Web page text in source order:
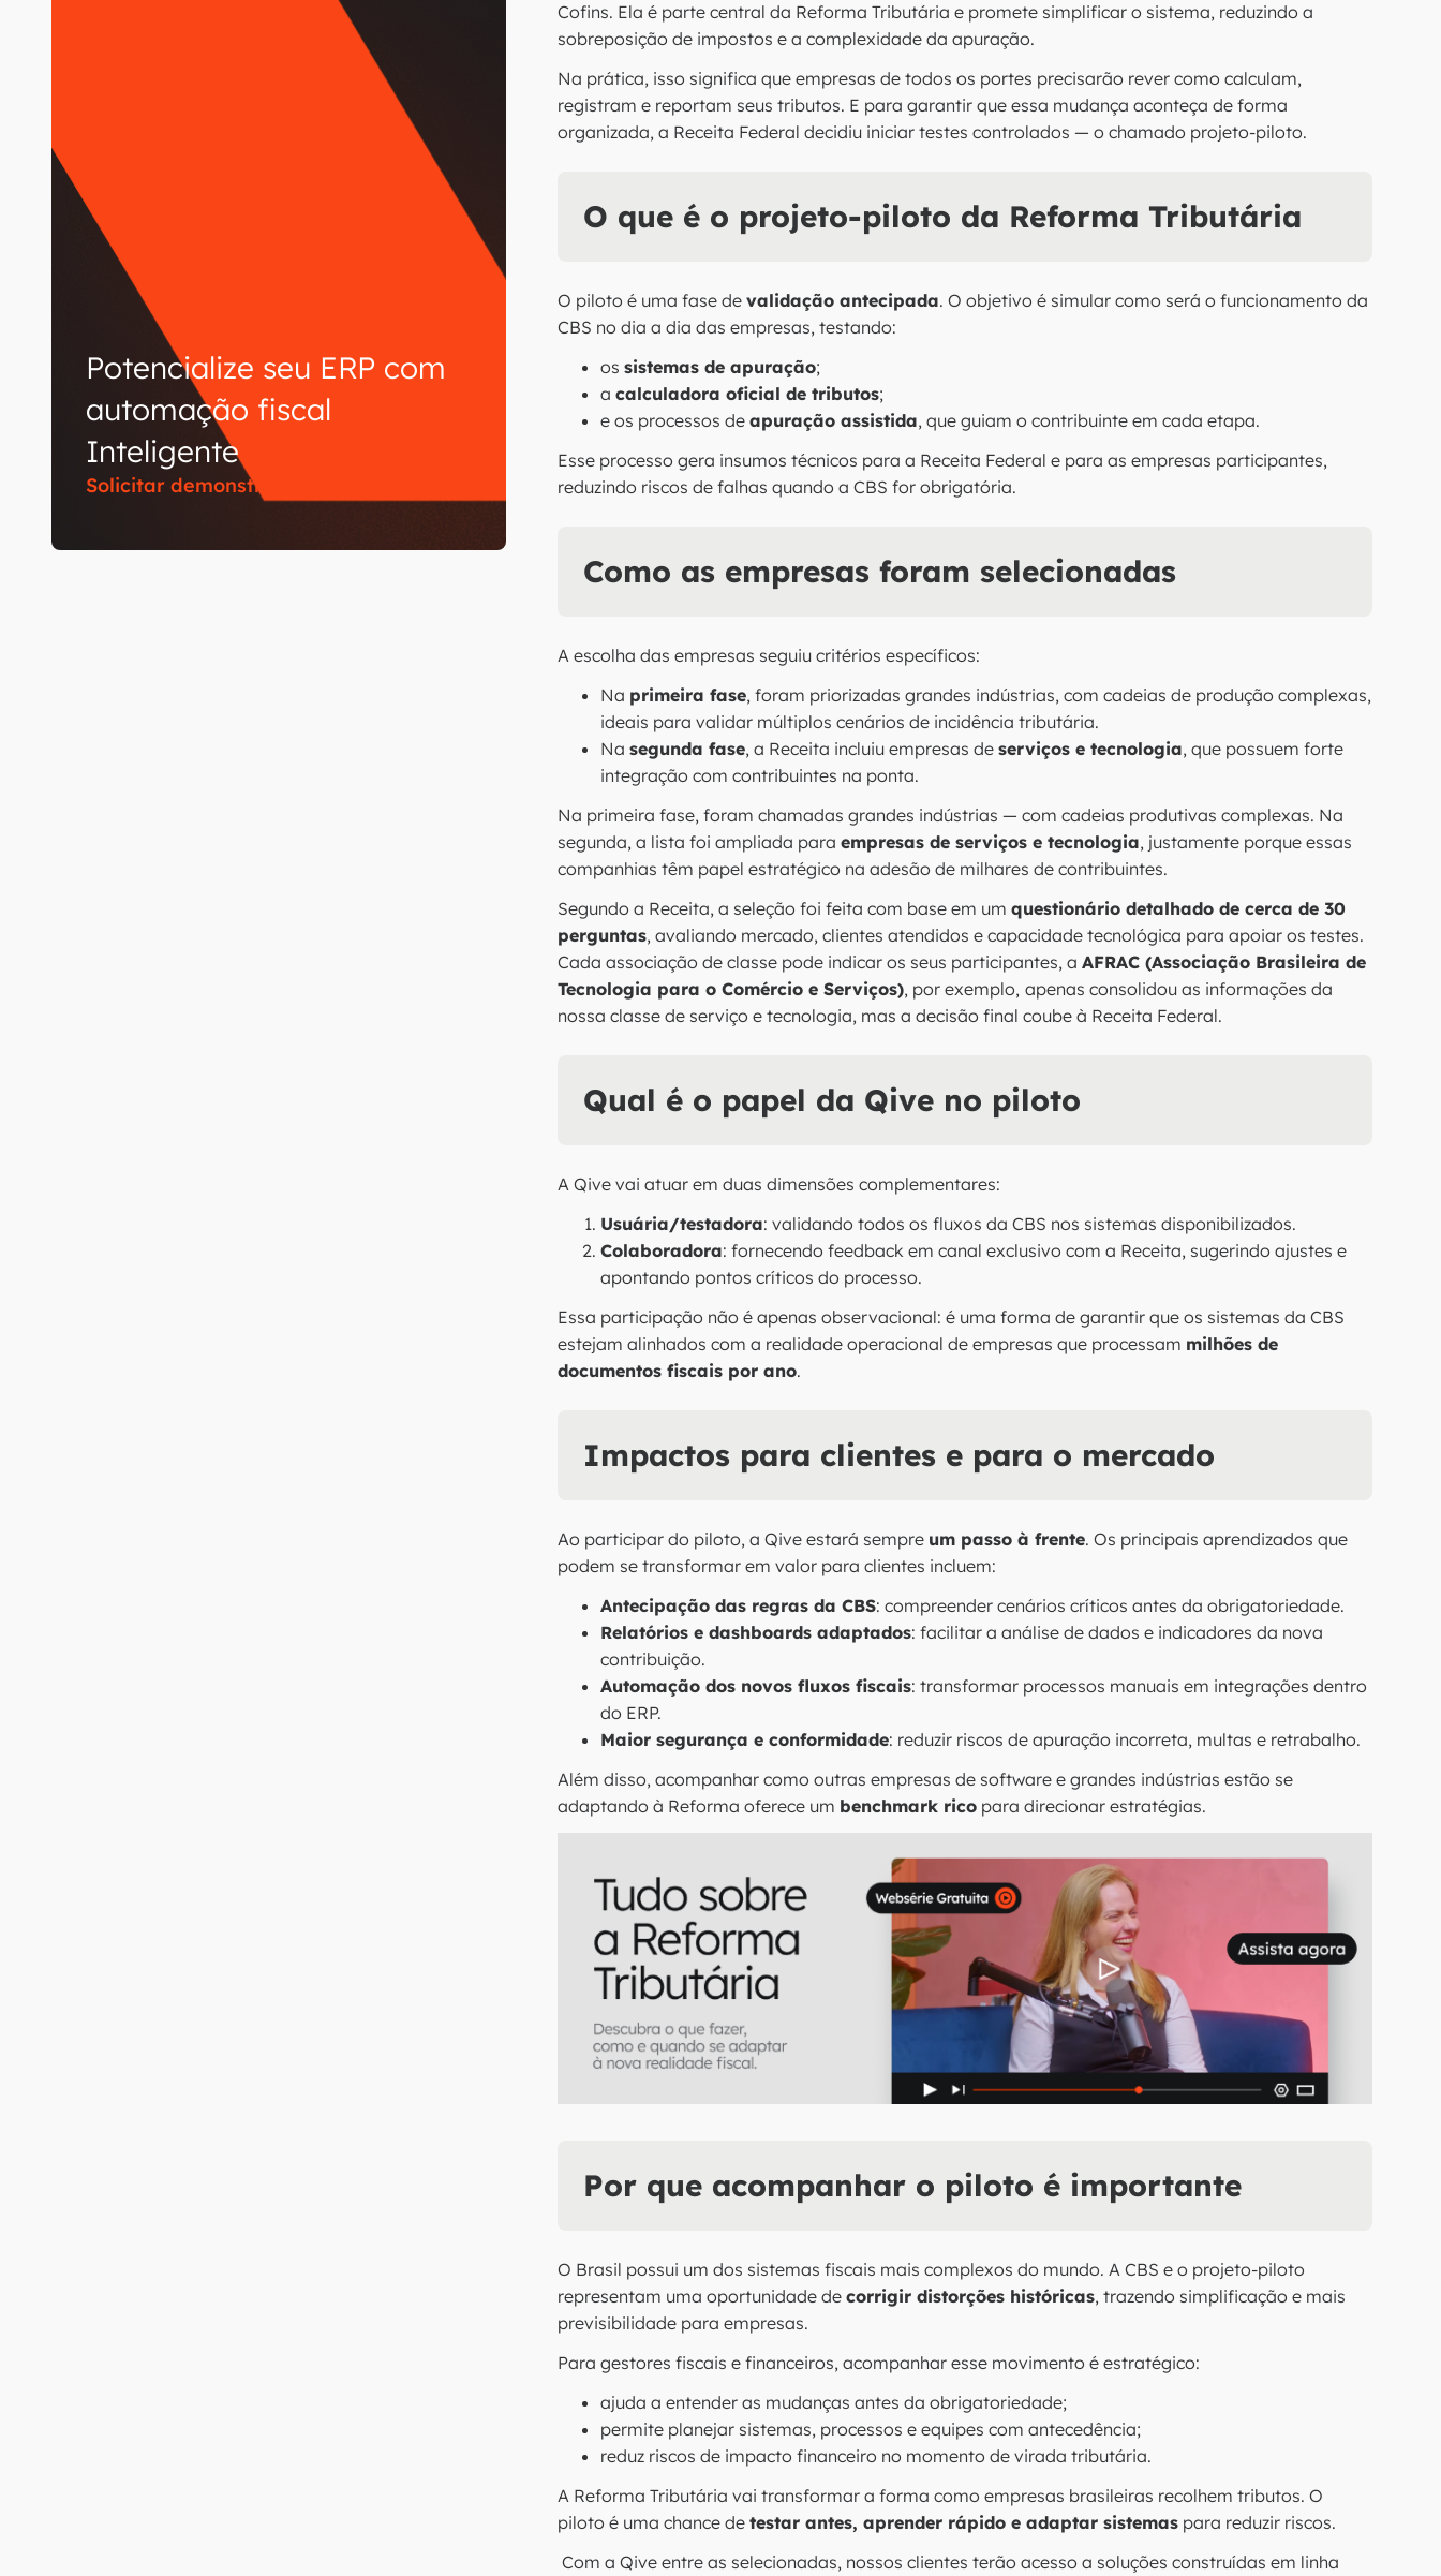
Potencialize seu ERP com
automação fiscal
Inteligente
Solicitar demonstração
Cofins. Ela é parte central da Reforma Tributária e promete simplificar o sistema, reduzindo a
sobreposição de impostos e a complexidade da apuração.
Na prática, isso significa que empresas de todos os portes precisarão rever como calculam,
registram e reportam seus tributos. E para garantir que essa mudança aconteça de forma
organizada, a Receita Federal decidiu iniciar testes controlados — o chamado projeto-piloto.
O que é o projeto-piloto da Reforma Tributária
O piloto é uma fase de validação antecipada. O objetivo é simular como será o funcionamento da
CBS no dia a dia das empresas, testando:
os sistemas de apuração;
a calculadora oficial de tributos;
e os processos de apuração assistida, que guiam o contribuinte em cada etapa.
Esse processo gera insumos técnicos para a Receita Federal e para as empresas participantes,
reduzindo riscos de falhas quando a CBS for obrigatória.
Como as empresas foram selecionadas
A escolha das empresas seguiu critérios específicos:
Na primeira fase, foram priorizadas grandes indústrias, com cadeias de produção complexas,
ideais para validar múltiplos cenários de incidência tributária.
Na segunda fase, a Receita incluiu empresas de serviços e tecnologia, que possuem forte
integração com contribuintes na ponta.
Na primeira fase, foram chamadas grandes indústrias — com cadeias produtivas complexas. Na
segunda, a lista foi ampliada para empresas de serviços e tecnologia, justamente porque essas
companhias têm papel estratégico na adesão de milhares de contribuintes.
Segundo a Receita, a seleção foi feita com base em um questionário detalhado de cerca de 30
perguntas, avaliando mercado, clientes atendidos e capacidade tecnológica para apoiar os testes.
Cada associação de classe pode indicar os seus participantes, a AFRAC (Associação Brasileira de
Tecnologia para o Comércio e Serviços), por exemplo, apenas consolidou as informações da
nossa classe de serviço e tecnologia, mas a decisão final coube à Receita Federal.
Qual é o papel da Qive no piloto
A Qive vai atuar em duas dimensões complementares:
Usuária/testadora: validando todos os fluxos da CBS nos sistemas disponibilizados.
Colaboradora: fornecendo feedback em canal exclusivo com a Receita, sugerindo ajustes e
apontando pontos críticos do processo.
Essa participação não é apenas observacional: é uma forma de garantir que os sistemas da CBS
estejam alinhados com a realidade operacional de empresas que processam milhões de
documentos fiscais por ano.
Impactos para clientes e para o mercado
Ao participar do piloto, a Qive estará sempre um passo à frente. Os principais aprendizados que
podem se transformar em valor para clientes incluem:
Antecipação das regras da CBS: compreender cenários críticos antes da obrigatoriedade.
Relatórios e dashboards adaptados: facilitar a análise de dados e indicadores da nova
contribuição.
Automação dos novos fluxos fiscais: transformar processos manuais em integrações dentro
do ERP.
Maior segurança e conformidade: reduzir riscos de apuração incorreta, multas e retrabalho.
Além disso, acompanhar como outras empresas de software e grandes indústrias estão se
adaptando à Reforma oferece um benchmark ricopara direcionar estratégias.
Por que acompanhar o piloto é importante
O Brasil possui um dos sistemas fiscais mais complexos do mundo. A CBS e o projeto-piloto
representam uma oportunidade de corrigir distorções históricas, trazendo simplificação e mais
previsibilidade para empresas.
Para gestores fiscais e financeiros, acompanhar esse movimento é estratégico:
ajuda a entender as mudanças antes da obrigatoriedade;
permite planejar sistemas, processos e equipes com antecedência;
reduz riscos de impacto financeiro no momento de virada tributária.
A Reforma Tributária vai transformar a forma como empresas brasileiras recolhem tributos. O
piloto é uma chance de testar antes, aprender rápido e adaptar sistemaspara reduzir riscos.
Com a Qive entre as selecionadas, nossos clientes terão acesso a soluções construídas em linha